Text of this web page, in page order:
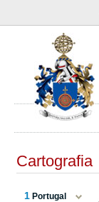
Cartografia
1 Portugal